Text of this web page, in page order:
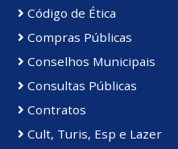
Código de Ética
Compras Públicas
Conselhos Municipais
Consultas Públicas
Contratos
Cult, Turis, Esp e Lazer